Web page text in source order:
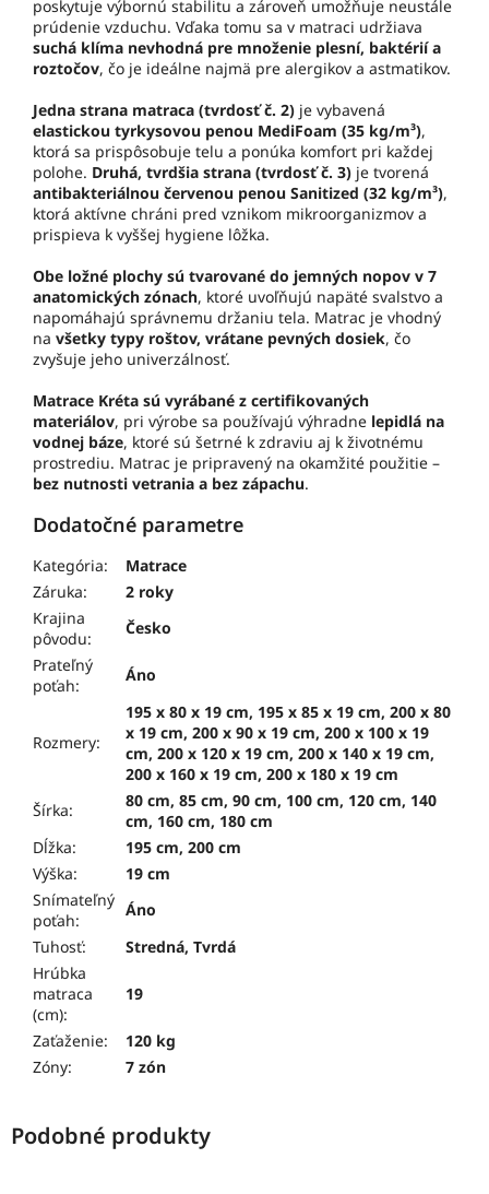
poskytuje výbornú stabilitu a zároveň umožňuje neustále
prúdenie vzduchu. Vďaka tomu sa v matraci udržiava
suchá klíma nevhodná pre množenie plesní, baktérií a
roztočov, čo je ideálne najmä pre alergikov a astmatikov.
Jedna strana matraca (tvrdosť č. 2) je vybavená
elastickou tyrkysovou penou MediFoam (35 kg/m³),
ktorá sa prispôsobuje telu a ponúka komfort pri každej
polohe. Druhá, tvrdšia strana (tvrdosť č. 3) je tvorená
antibakteriálnou červenou penou Sanitized (32 kg/m³),
ktorá aktívne chráni pred vznikom mikroorganizmov a
prispieva k vyššej hygiene lôžka.
Obe ložné plochy sú tvarované do jemných nopov v 7
anatomických zónach, ktoré uvoľňujú napäté svalstvo a
napomáhajú správnemu držaniu tela. Matrac je vhodný
na všetky typy roštov, vrátane pevných dosiek, čo
zvyšuje jeho univerzálnosť.
Matrace Kréta sú vyrábané z certifikovaných
materiálov, pri výrobe sa používajú výhradne lepidlá na
vodnej báze, ktoré sú šetrné k zdraviu aj k životnému
prostrediu. Matrac je pripravený na okamžité použitie –
bez nutnosti vetrania a bez zápachu.
Dodatočné parametre
Kategória:
Matrace
Záruka:
2 roky
Krajina
pôvodu:
Česko
Prateľný
poťah:
Áno
Rozmery:
195 x 80 x 19 cm, 195 x 85 x 19 cm, 200 x 80
x 19 cm, 200 x 90 x 19 cm, 200 x 100 x 19
cm, 200 x 120 x 19 cm, 200 x 140 x 19 cm,
200 x 160 x 19 cm, 200 x 180 x 19 cm
Šírka:
80 cm, 85 cm, 90 cm, 100 cm, 120 cm, 140
cm, 160 cm, 180 cm
Dĺžka:
195 cm, 200 cm
Výška:
19 cm
Snímateľný
poťah:
Áno
Tuhosť:
Stredná, Tvrdá
Hrúbka
matraca
(cm):
19
Zaťaženie:
120 kg
Zóny: 7 zón